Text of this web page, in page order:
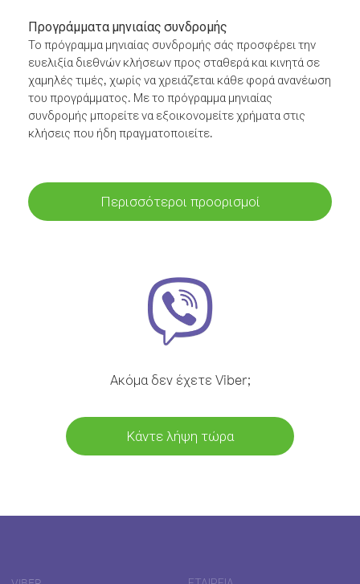
Προγράμματα μηνιαίας συνδρομής
Το πρόγραμμα μηνιαίας συνδρομής σάς προσφέρει την
ευελιξία διεθνών κλήσεων προς σταθερά και κινητά σε
χαμηλές τιμές, χωρίς να χρειάζεται κάθε φορά ανανέωση
του προγράμματος. Με το πρόγραμμα μηνιαίας
συνδρομής μπορείτε να εξοικονομείτε χρήματα στις
κλήσεις που ήδη πραγματοποιείτε.
Περισσότεροι προορισμοί
Ακόμα δεν έχετε Viber;
Κάντε λήψη τώρα